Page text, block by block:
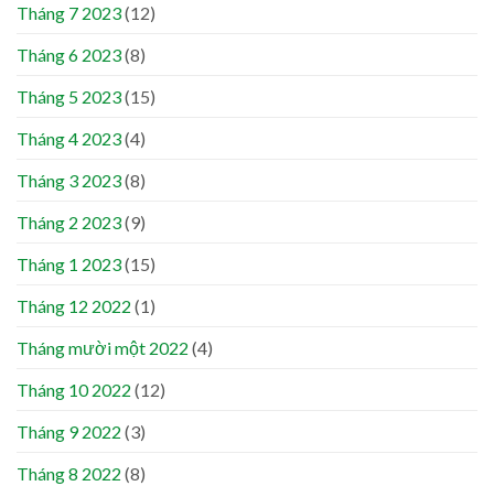
Tháng 7 2023(12)
Tháng 6 2023(8)
Tháng 5 2023(15)
Tháng 4 2023(4)
Tháng 3 2023(8)
Tháng 2 2023(9)
Tháng 1 2023(15)
Tháng 12 2022 (1)
Tháng mười một 2022 (4)
Tháng 10 2022 (12)
Tháng 9 2022 (3)
Tháng 8 2022 (8)